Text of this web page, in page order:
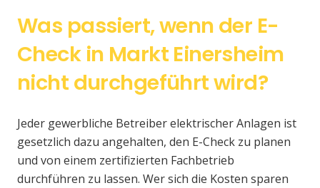
Was passiert, wenn der E-
Check in Markt Einersheim
nicht durchgeführt wird?
Jeder gewerbliche Betreiber elektrischer Anlagen ist
gesetzlich dazu angehalten, den E-Check zu planen
und von einem zertifizierten Fachbetrieb
durchführen zu lassen. Wer sich die Kosten sparen